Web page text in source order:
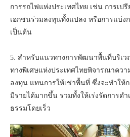
การรถไฟแห่งประเทศไทย เช่น การเป
เอกชนร่วมลงทุนทั้งแปลง หรือการแบ่
เป็นต้น
5. สำหรับแนวทางการพัฒนาพื้นที่บริเว
ทางพิเศษแห่งประเทศไทยพิจารณาควา
ลงทุน แทนการให้เช่าพื้นที่ ซึ่งจะทำให้
มีรายได้มากขึ้น รวมทั้งให้เร่งรัดการด
ธรรมโดยเร็ว